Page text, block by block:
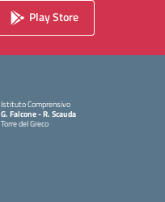
Play Store
Istituto Comprensivo
G. Falcone - R. Scauda
Torre del Greco